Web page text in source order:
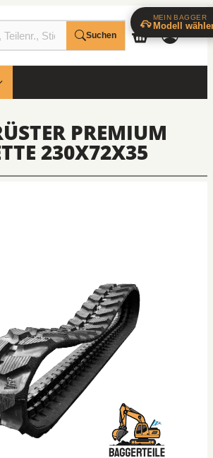
Suchen
PREMIUM
230X72X35
MEIN BAGGER
Modell